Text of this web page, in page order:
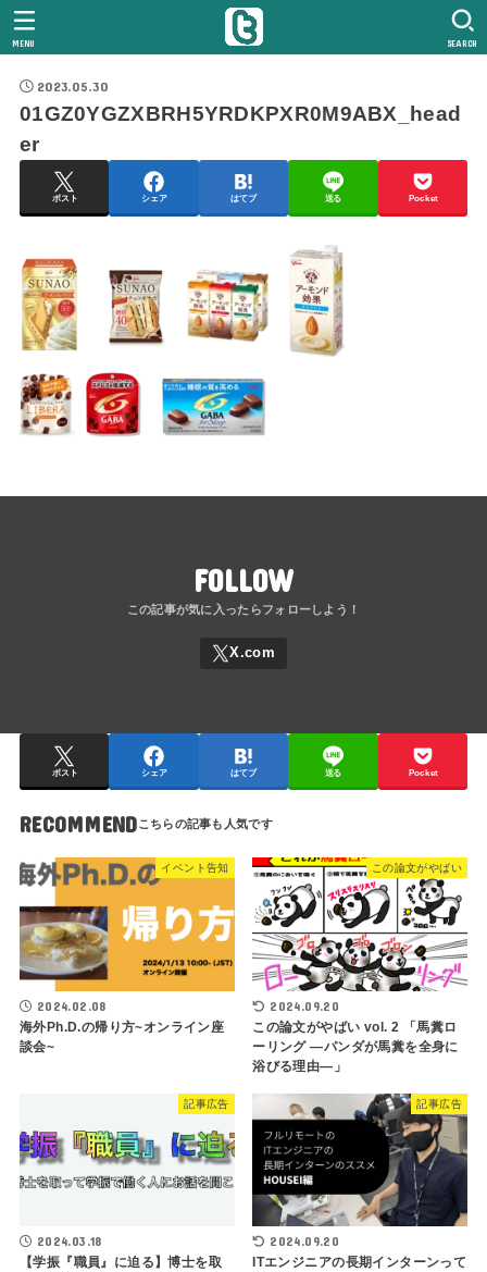
SEARCH
MENU
2023.05.30
01GZ0YGZXBRH5YRDKPXR0M9ABX_head
er
ポスト シェア はてブ 送る Pocket
FOLLOW
ポスト シェア はてブ 送る Pocket
RECOMMEND
イベント告知
2024.02.08
海外Ph.D.の帰り方~オンライン座
談会~
この論文がやばい
2024.09.20
この論文がやばい vol. 2 「馬糞ロ
ーリング ―パンダが馬糞を全身に
浴びる理由―」
記事広告
2024.03.18
【学振『職員』に迫る】博士を取
記事広告
2024.09.20
ITエンジニアの長期インターンって